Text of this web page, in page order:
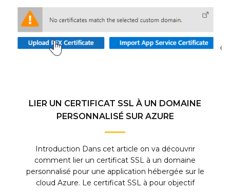
LIER UN CERTIFICAT SSL À UN DOMAINE
PERSONNALISÉ SUR AZURE
Introduction Dans cet article on va découvrir
comment lier un certificat SSL à un domaine
personnalisé pour une application hébergée sur le
cloud Azure. Le certificat SSL à pour objectif